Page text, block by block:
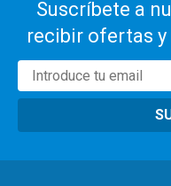
Suscríbete a
recibir ofertas y